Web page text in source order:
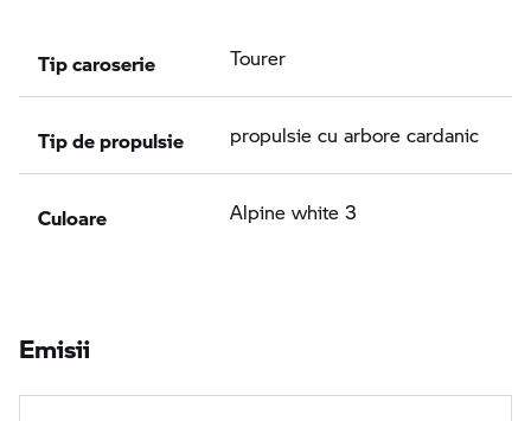
Tip caroserie Tourer
Tip de propulsie propulsie cu arbore cardanic
Culoare Alpine white 3
Emisii